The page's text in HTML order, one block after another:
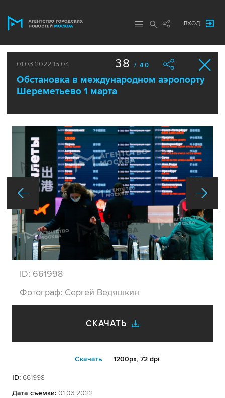
ВХОД
01.03.2022 15:04
Обстановка в международном аэропорту
Шереметьево 1 марта
38 / 40
ID: 661998
Фотограф: Сергей Ведяшкин
СКАЧАТЬ
Cкачать 1200px, 72 dpi
ID: 661998
Дата съемки: 01.03.2022